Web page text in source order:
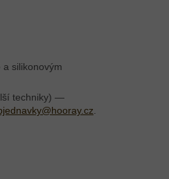
silikonovým
techniky) —
.